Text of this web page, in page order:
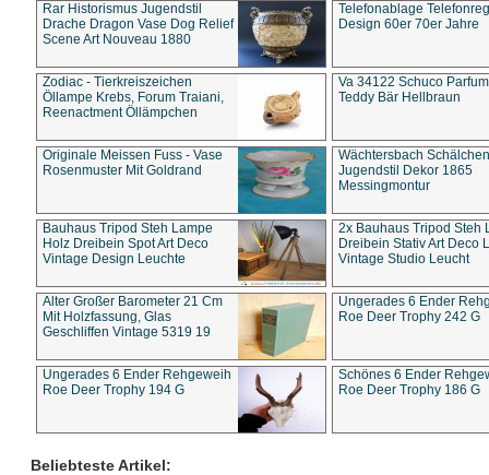
Rar Historismus Jugendstil
Drache Dragon Vase Dog Relief
Scene Art Nouveau 1880
Telefonablage
Design 60er 70er Jahre
Zodiac - Tierkreiszeichen
Öllampe Krebs, Forum Traiani,
Reenactment Öllämpchen
Va 34122 Schuco
Teddy Bär Hellbraun
Originale Meissen Fuss - Vase
Rosenmuster Mit Goldrand
Wächtersbach Schälchen
Jugendstil Dekor 1865
Messingmontur
Bauhaus Tripod Steh Lampe
Holz Dreibein Spot Art Deco
Vintage Design Leuchte
2x Bauhaus Tripod Steh
Dreibein Stativ Art Deco
Vintage Studio Leucht
Alter Großer Barometer 21 Cm
Mit Holzfassung, Glas
Geschliffen Vintage 5319 19
Ungerades 6 Ender
Roe Deer Trophy 242 G
Ungerades 6 Ender Rehgeweih
Roe Deer Trophy 194 G
Schönes 6 Ender
Roe Deer Trophy 186 G
Beliebteste Artikel: